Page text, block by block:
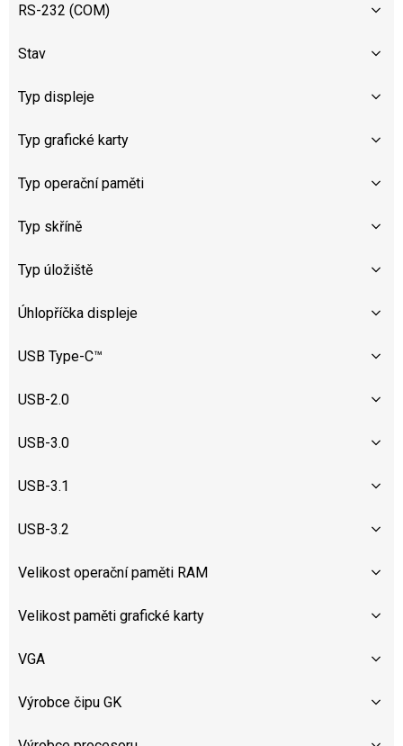
RS-232 (COM)
Stav
Typ displeje
Typ grafické karty
Typ operační paměti
Typ skříně
Typ úložiště
Úhlopříčka displeje
USB Type-C™
USB-2.0
USB-3.0
USB-3.1
USB-3.2
Velikost operační paměti RAM
Velikost paměti grafické karty
VGA
Výrobce čipu GK